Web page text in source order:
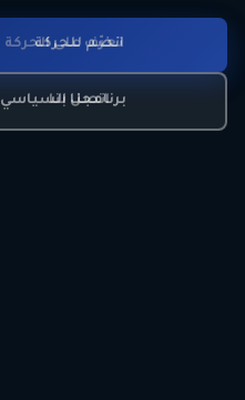
تعرّف على الحركة
برنامجنا السياسي
انضم للحركة
اتصل بنا